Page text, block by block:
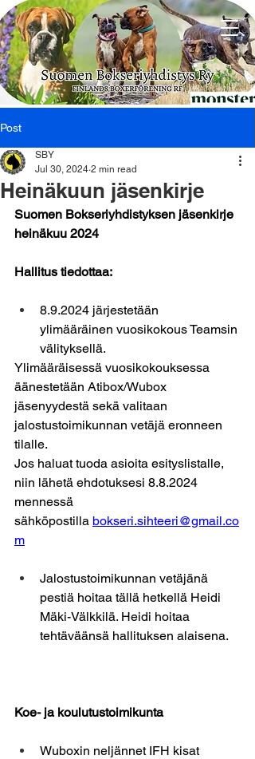
Post
Heinäkuun jäsenkirje
SBY
Jul 30, 2024 2 min read
Suomen Bokseriyhdistyksen jäsenkirje
heinäkuu 2024
Hallitus tiedottaa:
8.9.2024 järjestetään
ylimääräinen vuosikokous Teamsin
välityksellä.
Ylimääräisessä vuosikokouksessa
äänestetään Atibox/Wubox
jäsenyydestä sekä valitaan
jalostustoimikunnan vetäjä eronneen
tilalle.
Jos haluat tuoda asioita esityslistalle,
niin lähetä ehdotuksesi 8.8.2024
mennessä
sähköpostilla bokseri.sihteeri@gmail.co
m
Jalostustoimikunnan vetäjänä
pestiä hoitaa tällä hetkellä Heidi
Mäki-Välkkilä. Heidi hoitaa
tehtäväänsä hallituksen alaisena.
Koe- ja koulutustoimikunta
Wuboxin neljännet IFH kisat